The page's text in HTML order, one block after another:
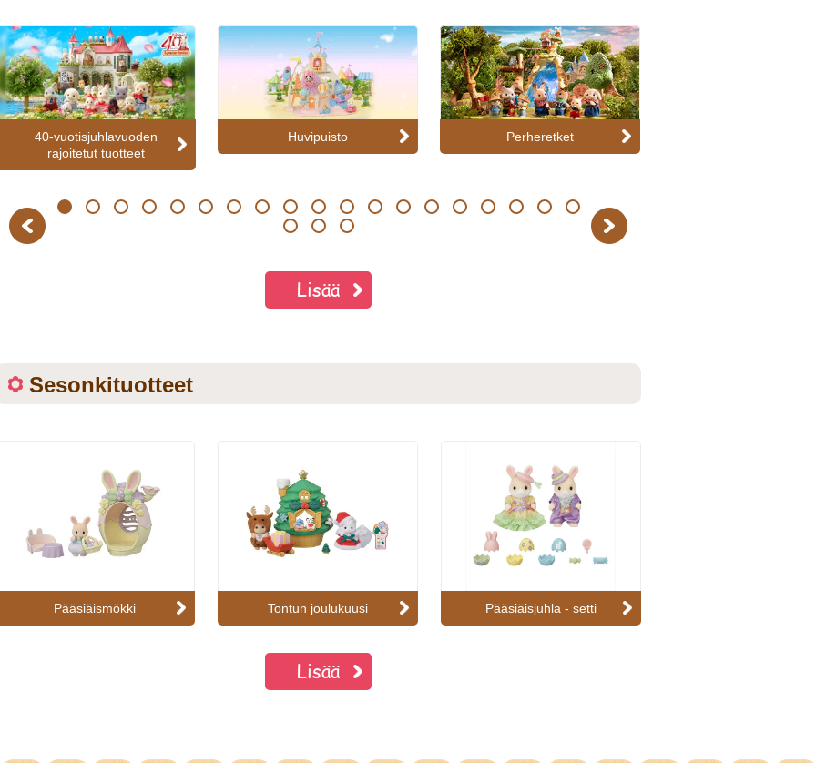
Previous
40-vuotisjuhlavuoden
rajoitetut tuotteet
Huvipuisto Perheretket
Next
Lisää
Sesonkituotteet
Pääsiäismökki Tontun joulukuusi Pääsiäisjuhla - setti
Lisää